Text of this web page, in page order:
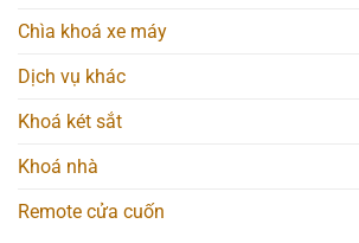
Chìa khoá xe máy
Dịch vụ khác
Khoá két sắt
Khoá nhà
Remote cửa cuốn